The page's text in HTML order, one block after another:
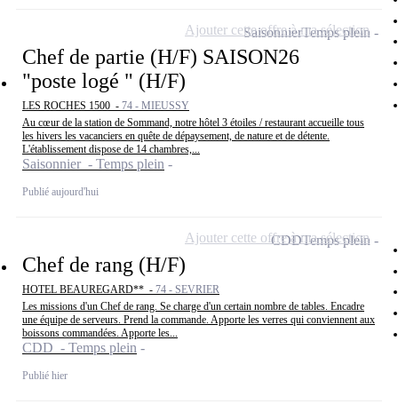
Chef de partie (H/F) SAISON26
"poste logé " (H/F)
LES ROCHES 1500 - 74 - MIEUSSY
Au cœur de la station de Sommand, notre hôtel 3 étoiles / restaurant accueille tous
les hivers les vacanciers en quête de dépaysement, de nature et de détente.
L'établissement dispose de 14 chambres,...
Saisonnier - Temps plein
Publié aujourd'hui
SaisonnierTemps plein
Ajouter cette offre à ma sélection
Chef de rang (H/F)
HOTEL BEAUREGARD** - 74 - SEVRIER
Les missions d'un Chef de rang. Se charge d'un certain nombre de tables. Encadre
une équipe de serveurs. Prend la commande. Apporte les verres qui conviennent aux
boissons commandées. Apporte les...
CDD - Temps plein
Publié hier
CDDTemps plein
Ajouter cette offre à ma sélection